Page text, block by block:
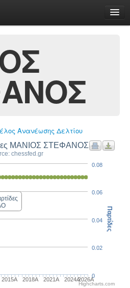
Ανανέωσης Δελτίου
ΜΑΝΙΟΣ ΣΤΕΦΑΝΟΣ
chessfed.gr
2015A 2018A 2021A 2024A2026A
0
0.02
0.04
0.06
0.08
Παρτίδες
Highcharts.com